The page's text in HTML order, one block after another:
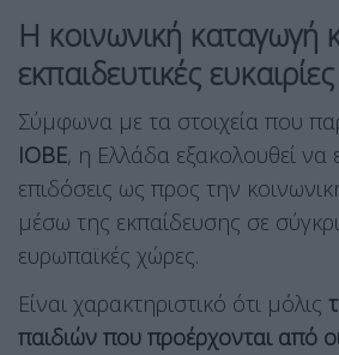
Η κοινωνική καταγωγή
εκπαιδευτικές ευκαιρίες
Σύμφωνα με τα στοιχεία που
ΙΟΒΕ, η Ελλάδα εξακολουθεί να
επιδόσεις ως προς την
μέσω της εκπαίδευσης σε
ευρωπαϊκές χώρες.
Είναι χαρακτηριστικό ότι μόλις
παιδιών που προέρχονται από